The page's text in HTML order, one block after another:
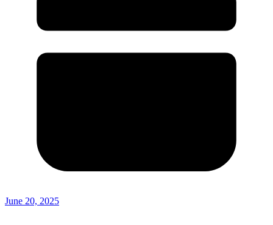
June 20, 2025